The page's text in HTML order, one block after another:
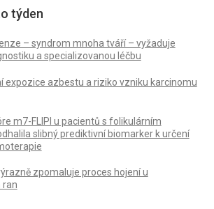
týden
– syndrom mnoha tváří – vyžaduje
a specializovanou léčbu
expozice azbestu a riziko vzniku karcinomu
m7-FLIPI u pacientů s folikulárním
slibný prediktivní biomarker k určení
zpomaluje proces hojení u
ran